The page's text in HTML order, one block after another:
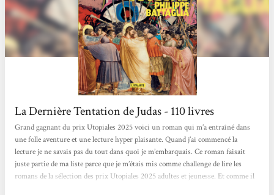
La Dernière Tentation de Judas - 110 livres
Grand gagnant du prix Utopiales 2025 voici un roman qui m’a entraîné dans
une folle aventure et une lecture hyper plaisante. Quand j’ai commencé la
lecture je ne savais pas du tout dans quoi je m’embarquais. Ce roman faisait
juste partie de ma liste parce que je m’étais mis comme challenge de lire les
romans de la sélection des prix Utopiales 2025 adultes et jeunesse. Et comme il